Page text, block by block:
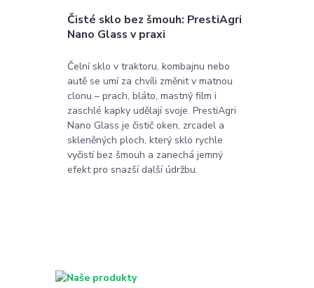
Čisté sklo bez šmouh: PrestiAgri
Nano Glass v praxi
Čelní sklo v traktoru, kombajnu nebo
autě se umí za chvíli změnit v matnou
clonu – prach, bláto, mastný film i
zaschlé kapky udělají svoje. PrestiAgri
Nano Glass je čistič oken, zrcadel a
skleněných ploch, který sklo rychle
vyčistí bez šmouh a zanechá jemný
efekt pro snazší další údržbu.